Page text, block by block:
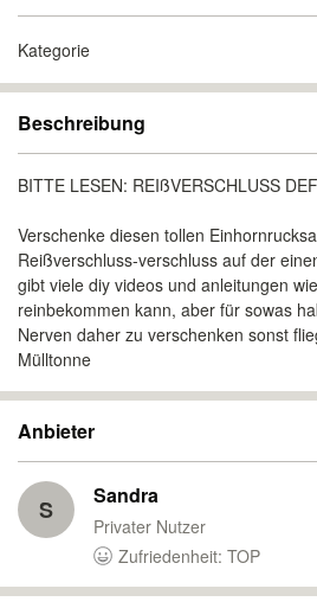
Kategorie
Beschreibung
BITTE LESEN: REIßVERSCHLUSS
Verschenke diesen tollen
Reißverschluss-verschluss auf der
gibt viele diy videos und anleitungen
reinbekommen kann, aber für sowas
Nerven daher zu verschenken sonst
Mülltonne
Anbieter
S Sandra
Privater Nutzer
Zufriedenheit: TOP